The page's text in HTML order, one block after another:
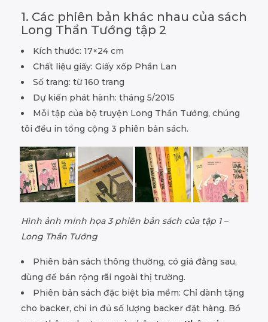
1. Các phiên bản khác nhau của sách
Long Thần Tướng tập 2
Kích thước: 17×24 cm
Chất liệu giấy: Giấy xốp Phần Lan
Số trang: từ 160 trang
Dự kiến phát hành: tháng 5/2015
Mỗi tập của bộ truyện Long Thần Tướng, chúng
tôi đều in tổng cộng 3 phiên bản sách.
Hình ảnh minh họa 3 phiên bản sách của tập 1 –
Long Thần Tướng
Phiên bản sách thông thường, có giá đằng sau,
dùng để bán rộng rãi ngoài thị trường.
Phiên bản sách đặc biệt bìa mềm: Chỉ dành tặng
cho backer, chỉ in đủ số lượng backer đặt hàng. Bổ